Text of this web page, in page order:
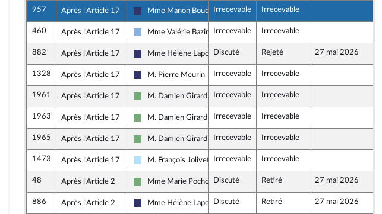
957 Après l'Article 17
Rassemblement National
Mme Manon BouquinIrrecevable Irrecevable
460 Après l'Article 17
Droite Républicaine
Mme Valérie Bazin-Malgras
Irrecevable Irrecevable
882 Après l'Article 17
Rassemblement National
Mme Hélène LaporteDiscuté Rejeté 27 mai 2026
1328 Après l'Article 17
Rassemblement National
M. Pierre Meurin Irrecevable Irrecevable
1961 Après l'Article 17
Écologiste et Social
M. Damien Girard Irrecevable Irrecevable
1963 Après l'Article 17
Écologiste et Social
M. Damien Girard Irrecevable Irrecevable
1965 Après l'Article 17
Écologiste et Social
M. Damien Girard Irrecevable Irrecevable
1473 Après l'Article 17
Horizons & Indépendants
M. François Jolivet Irrecevable Irrecevable
48 Après l'Article 2
Écologiste et Social
Mme Marie Pochon Discuté Retiré 27 mai 2026
886 Après l'Article 2
Rassemblement National
Mme Hélène LaporteDiscuté Retiré 27 mai 2026